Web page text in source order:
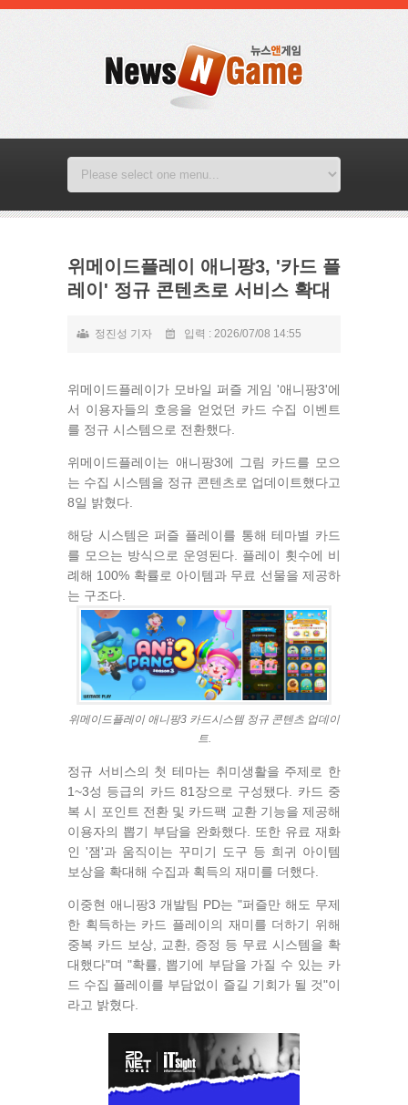
위메이드플레이 애니팡3, '카드 플
레이' 정규 콘텐츠로 서비스 확대
정진성 기자 입력 : 2026/07/08 14:55
위메이드플레이가 모바일 퍼즐 게임 '애니팡3'에
서 이용자들의 호응을 얻었던 카드 수집 이벤트
를 정규 시스템으로 전환했다.
위메이드플레이는 애니팡3에 그림 카드를 모으
는 수집 시스템을 정규 콘텐츠로 업데이트했다고
8일 밝혔다.
해당 시스템은 퍼즐 플레이를 통해 테마별 카드
를 모으는 방식으로 운영된다. 플레이 횟수에 비
례해 100% 확률로 아이템과 무료 선물을 제공하
는 구조다.
위메이드플레이 애니팡3 카드시스템 정규 콘텐츠 업데이
트.
정규 서비스의 첫 테마는 취미생활을 주제로 한
1~3성 등급의 카드 81장으로 구성됐다. 카드 중
복 시 포인트 전환 및 카드팩 교환 기능을 제공해
이용자의 뽑기 부담을 완화했다. 또한 유료 재화
인 '잼'과 움직이는 꾸미기 도구 등 희귀 아이템
보상을 확대해 수집과 획득의 재미를 더했다.
이중현 애니팡3 개발팀 PD는 "퍼즐만 해도 무제
한 획득하는 카드 플레이의 재미를 더하기 위해
중복 카드 보상, 교환, 증정 등 무료 시스템을 확
대했다"며 "확률, 뽑기에 부담을 가질 수 있는 카
드 수집 플레이를 부담없이 즐길 기회가 될 것"이
라고 밝혔다.